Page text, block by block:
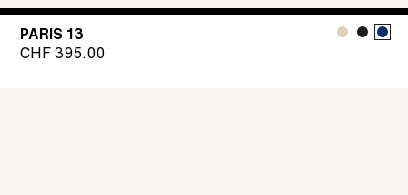
PARIS 13
CHF395.00